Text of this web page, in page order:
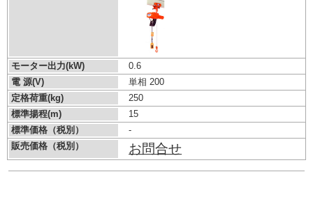
モーター出力(kW)
0.6
電 源(V)
単相 200
定格荷重(kg)
250
標準揚程(m)
15
標準価格（税別）
-
販売価格（税別）
お問合せ